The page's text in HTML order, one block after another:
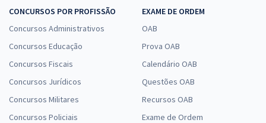
CONCURSOS POR PROFISSÃO
Concursos Administrativos
Concursos Educação
Concursos Fiscais
Concursos Jurídicos
Concursos Militares
Concursos Policiais
EXAME DE ORDEM
OAB
Prova OAB
Calendário OAB
Questões OAB
Recursos OAB
Exame de Ordem